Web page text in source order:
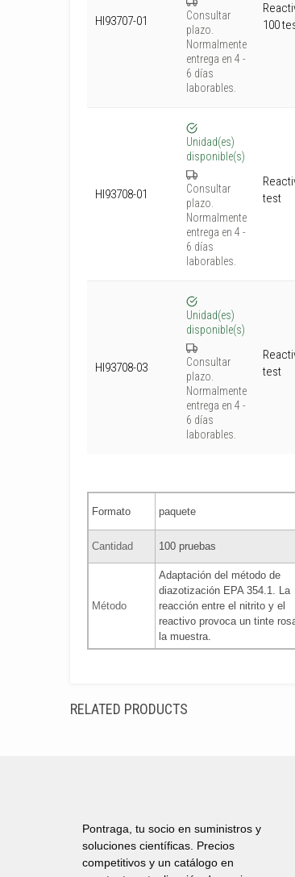
HI93707-01
Consultar
plazo.
Normalmente
entrega en 4 -
6 días
laborables.
100
HI93708-01
Unidad(es)
disponible(s)
Consultar
plazo.
Normalmente
entrega en 4 -
6 días
laborables.
test
HI93708-03
Unidad(es)
disponible(s)
Consultar
plazo.
Normalmente
entrega en 4 -
6 días
laborables.
test
Formato paquete
Cantidad 100 pruebas
Método
Adaptación del método de
diazotización EPA 354.1. La
reacción entre el nitrito y el
reactivo provoca un tinte
la muestra.
RELATED PRODUCTS
Pontraga, tu socio en suministros y
soluciones científicas. Precios
competitivos y un catálogo en